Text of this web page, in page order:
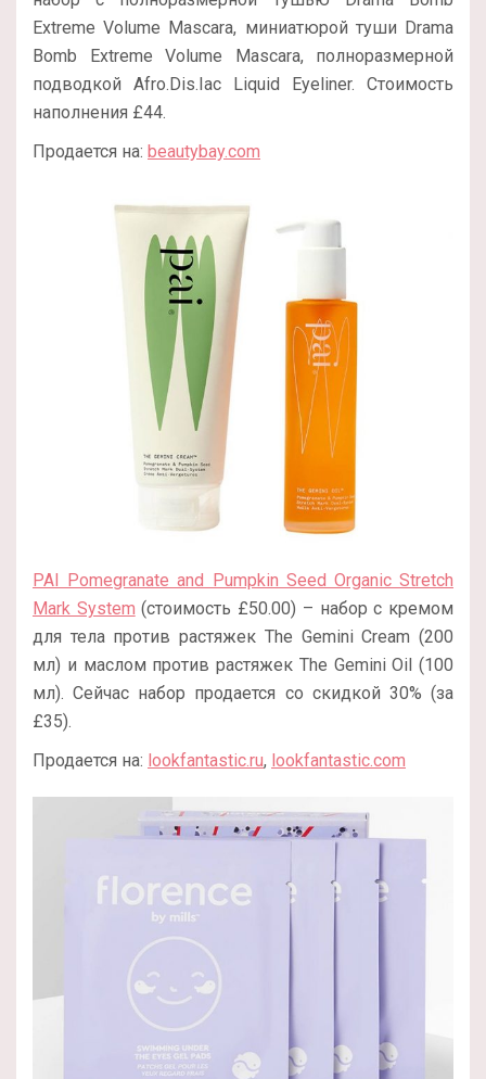
Extreme Volume Mascara, миниатюрой туши Drama
Bomb Extreme Volume Mascara, полноразмерной
подводкой Afro.Dis.Iac Liquid Eyeliner. Стоимость
наполнения £44.
Продается на: beautybay.com
PAI Pomegranate and Pumpkin Seed Organic Stretch
Mark System (стоимость £50.00) – набор с кремом
для тела против растяжек The Gemini Cream (200
мл) и маслом против растяжек The Gemini Oil (100
мл). Сейчас набор продается со скидкой 30% (за
£35).
Продается на: lookfantastic.ru, lookfantastic.com